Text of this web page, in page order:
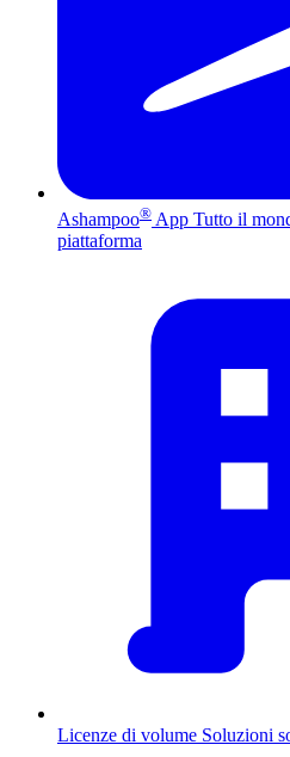
Ashampoo® App Tutto il
piattaforma
Licenze di volume Soluzioni